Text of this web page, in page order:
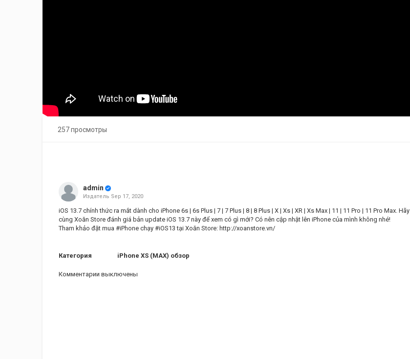
257 просмотры
admin
Издатель Sep 17, 2020
iOS 13.7 chính thức ra mắt dành cho iPhone 6s | 6s Plus | 7 | 7 Plus | 8 | 8 Plus | X | Xs | XR | Xs Max | 11 | 11 Pro | 11 Pro Max. Hãy
cùng Xoăn Store đánh giá bản update iOS 13.7 này để xem có gì mới? Có nên cập nhật lên iPhone của mình không nhé!
Tham khảo đặt mua #iPhone chạy #iOS13 tại Xoăn Store: http://xoanstore.vn/
Категория iPhone XS (MAX) обзор
Комментарии выключены